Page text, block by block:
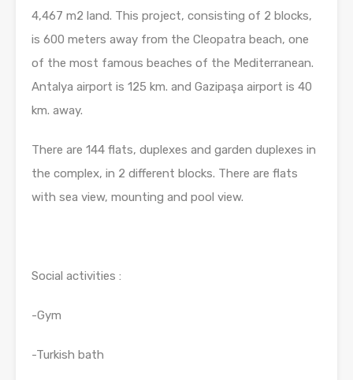
4,467 m2 land. This project, consisting of 2 blocks,
is 600 meters away from the Cleopatra beach, one
of the most famous beaches of the Mediterranean.
Antalya airport is 125 km. and Gazipaşa airport is 40
km. away.
There are 144 flats, duplexes and garden duplexes in
the complex, in 2 different blocks. There are flats
with sea view, mounting and pool view.
Social activities :
-Gym
-Turkish bath